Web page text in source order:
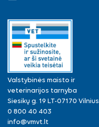
Valstybinės maisto ir
veterinarijos tarnyba
Siesikų g. 19 LT-07170 Vilnius
0 800 40 403
info@vmvt.lt